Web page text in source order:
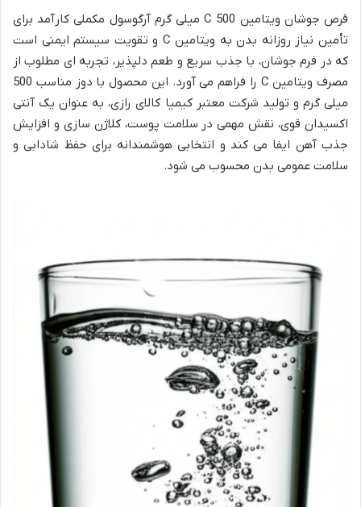
قرص جوشان ویتامین C 500 میلی گرم آرگوسول مکملی کارآمد برای
تأمین نیاز روزانه بدن به ویتامین C و تقویت سیستم ایمنی است
که در فرم جوشان، با جذب سریع و طعم دلپذیر، تجربه ای مطلوب از
مصرف ویتامین C را فراهم می آورد. این محصول با دوز مناسب 500
میلی گرم و تولید شرکت معتبر کیمیا کالای رازی، به عنوان یک آنتی
اکسیدان قوی، نقش مهمی در سلامت پوست، کلاژن سازی و افزایش
جذب آهن ایفا می کند و انتخابی هوشمندانه برای حفظ شادابی و
سلامت عمومی بدن محسوب می شود.